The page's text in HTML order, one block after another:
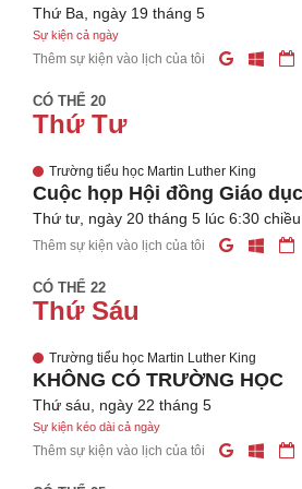
Thứ Ba, ngày 19 tháng 5
Sự kiện cả ngày
Thêm sự kiện vào lịch của tôi
CÓ THỂ 20
Thứ Tư
Trường tiểu học Martin Luther King
Cuộc họp Hội đồng Giáo dục
Thứ tư, ngày 20 tháng 5 lúc 6:30
Thêm sự kiện vào lịch của tôi
CÓ THỂ 22
Thứ Sáu
Trường tiểu học Martin Luther King
KHÔNG CÓ TRƯỜNG HỌC
Thứ sáu, ngày 22 tháng 5
Sự kiện kéo dài cả ngày
Thêm sự kiện vào lịch của tôi